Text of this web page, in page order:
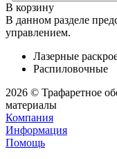
В корзину
В данном разделе
управлением.
Лазерные
Распиловочные
2026 © Трафаретное
материалы
Компания
Информация
Помощь